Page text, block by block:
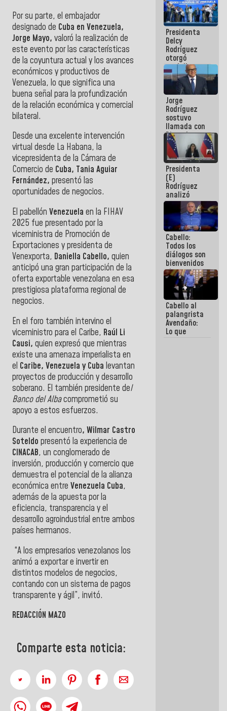
Por su parte, el embajador
designado de Cuba en Venezuela,
Jorge Mayo, valoró la realización de
este evento por las características
de la coyuntura actual y los avances
económicos y productivos de
Venezuela, lo que significa una
buena señal para la profundización
de la relación económica y comercial
bilateral.
Desde una excelente intervención
virtual desde La Habana, la
vicepresidenta de la Cámara de
Comercio de Cuba, Tania Aguiar
Fernández, presentó las
oportunidades de negocios.
El pabellón Venezuela en la FIHAV
2025 fue presentado por la
viceministra de Promoción de
Exportaciones y presidenta de
Venexporta, Daniella Cabello, quien
anticipó una gran participación de la
oferta exportable venezolana en esa
prestigiosa plataforma regional de
negocios.
En el foro también intervino el
viceministro para el Caribe, Raúl Li
Causi, quien expresó que mientras
existe una amenaza imperialista en
el Caribe, Venezuela y Cuba levantan
proyectos de producción y desarrollo
soberano. El también presidente del
Banco del Albacomprometió su
apoyo a estos esfuerzos.
Durante el encuentro, Wilmar Castro
Soteldo presentó la experiencia de
CINACAB, un conglomerado de
inversión, producción y comercio que
demuestra el potencial de la alianza
económica entre Venezuela Cuba,
además de la apuesta por la
eficiencia, transparencia y el
desarrollo agroindustrial entre ambos
países hermanos.
“A los empresarios venezolanos los
animó a exportar e invertir en
distintos modelos de negocios,
contando con un sistema de pagos
transparente y ágil”, invitó.
REDACCIÓN MAZO
Comparte esta noticia:
Mayor
Eléctrico
para
abordar
planes de
acción
Presidenta
Delcy
Rodríguez
otorgó
medalla
"Héroe de
Venezuela"
a servidores
públicos
Jorge
Rodríguez
sostuvo
llamada con
Dinorah
Figuera y
acuerdan
primer
encuentro
presencial
para el
diálogo
Presidenta
(E)
Rodríguez
analizó
junto a
gobernadores
planes de
recuperación
del Sistema
Eléctrico
Nacional
Cabello:
Todos los
diálogos son
bienvenidos
siempre que
estén en el
marco de la
Constitución
de la
República
Cabello al
palangrista
Avendaño:
Lo que